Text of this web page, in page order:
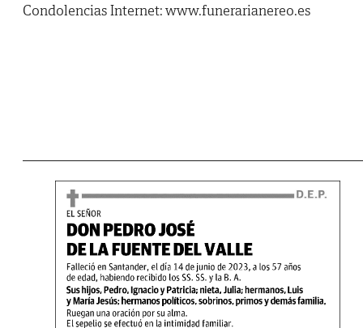
Condolencias Internet: www.funerarianereo.es